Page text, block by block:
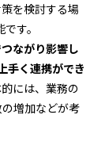
を検討する場
す。
ながり影響し
手く連携ができ
には、業務の
増加などが考